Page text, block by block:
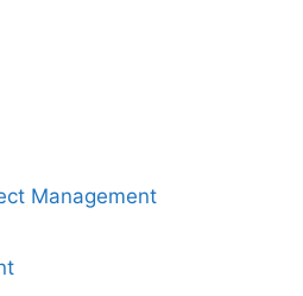
Management